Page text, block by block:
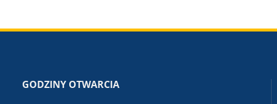
GODZINY OTWARCIA